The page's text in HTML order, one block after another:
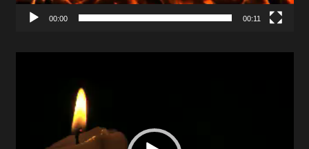
00:00 00:11